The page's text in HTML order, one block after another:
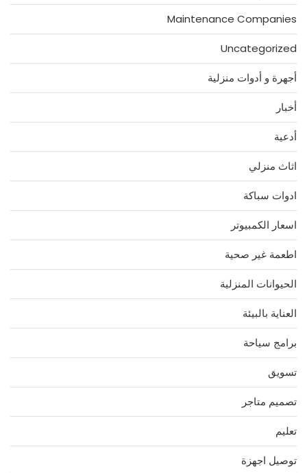
Maintenance Companies
Uncategorized
أجهرة و أدوات منزلية
أخبار
أدعية
اثاث منزلي
ادوات سباكة
اسعار الكمبيوتر
اطعمة غير صحية
الحيوانات المنزلية
العناية بالبيئة
برامج سياحة
تسويق
تصميم متاجر
تعليم
توصيل اجهزة